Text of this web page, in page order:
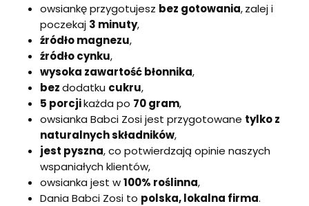
owsiankę przygotujesz bez gotowania,zalej i
poczekaj 3 minuty,
źródło magnezu,
źródło cynku,
wysoka zawartość błonnika,
bezdodatku cukru,
5 porcjikażda po 70 gram,
owsianka Babci Zosi jest przygotowane tylko z
naturalnych składników,
jest pyszna, co potwierdzają opinie naszych
wspaniałych klientów,
owsianka jest w100% roślinna,
Dania Babci Zosi to polska, lokalna firma.